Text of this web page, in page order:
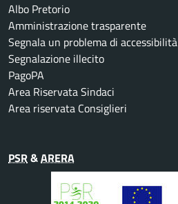
Albo Pretorio
Amministrazione trasparente
Segnala un problema di accessibilità
Segnalazione illecito
PagoPA
Area Riservata Sindaci
Area riservata Consiglieri
PSR&ARERA